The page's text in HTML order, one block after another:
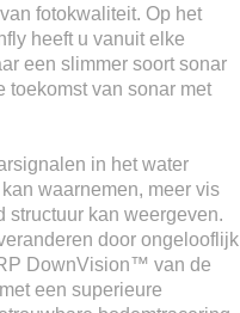
fotokwaliteit. Op het
heeft u vanuit elke
een slimmer soort sonar
toekomst van sonar met
in het water
waarnemen, meer vis
structuur kan weergeven.
door ongelooflijk
DownVision™ van de
een superieure